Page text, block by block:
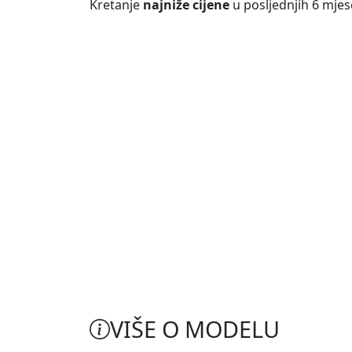
Kretanje najniže cijene u posljednjih 6
VIŠE O MODELU